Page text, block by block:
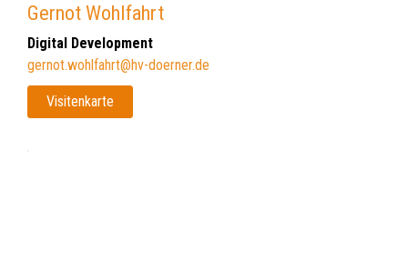
Gernot Wohlfahrt
Digital Development
gernot.wohlfahrt@hv-doerner.de
Visitenkarte